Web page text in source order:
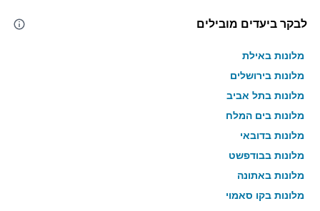
לבקר ביעדים מובילים
מלונות באילת
מלונות בירושלים
מלונות בתל אביב
מלונות בים המלח
מלונות בדובאי
מלונות בבודפשט
מלונות באתונה
מלונות בקו סאמוי